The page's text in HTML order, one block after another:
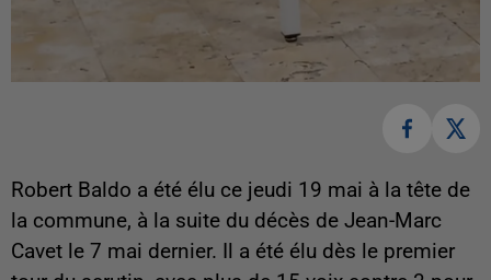
Robert Baldo a été élu ce jeudi 19 mai à la tête de
la commune, à la suite du décès de Jean-Marc
Cavet le 7 mai dernier. Il a été élu dès le premier